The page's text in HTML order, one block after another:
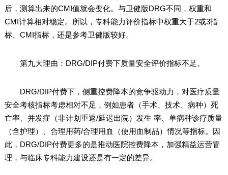
后，测算出来的CMI值就会变化。与卫健版DRG不同，权重和
CMI计算相对稳定。所以，专科能力评价指标中权重大于2或3指
标、CMI指标，还是参考卫健版较好。
第九大理由：DRG/DIP付费下质量安全评价指标不足。
DRG/DIP付费下，侧重控费降本的竞争驱动力，对医疗质量
安全考核指标考虑相对不足，例如患者（手术、技术、病种）死
亡率、并发症（非计划重返/延迟出院）发生 率、单病种诊疗质量
（含护理）、合理用药/合理用血（使用血制品）情况等指标。因
此，DRG/DIP付费更多的是推动医院控费降本，加强精益运营管
理，与临床专科能力建设还是有一定的差异。